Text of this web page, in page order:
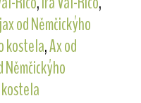
od Němčickýho
kostela,Ax od
Němčickýho